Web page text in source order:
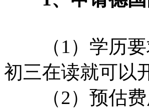
（1）学历要
初三在读就可以
（2）预估费